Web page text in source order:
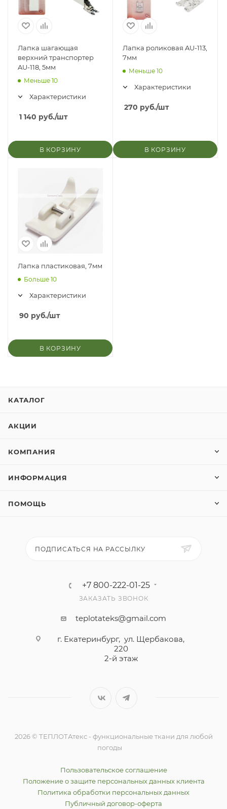
Лапка шагающая
верхний транспортер
AU-118, 5мм
Меньше 10
Характеристики
1 140 руб./шт
В КОРЗИНУ
Лапка роликовая AU-113,
7мм
Меньше 10
Характеристики
270 руб./шт
В КОРЗИНУ
Лапка пластиковая, 7мм
Больше 10
Характеристики
90 руб./шт
В КОРЗИНУ
КАТАЛОГ
АКЦИИ
КОМПАНИЯ
ИНФОРМАЦИЯ
ПОМОЩЬ
ПОДПИСАТЬСЯ НА РАССЫЛКУ
+7 800-222-01-25
ЗАКАЗАТЬ ЗВОНОК
teplotateks@gmail.com
г. Екатеринбург, ул. Щербакова,
220
2-й этаж
2026 © ТЕПЛОТАтекс - функциональные ткани для любой
погоды
Пользовательское соглашение
Положение о защите персональных данных клиента
Политика обработки персональных данных
Публичный договор-оферта